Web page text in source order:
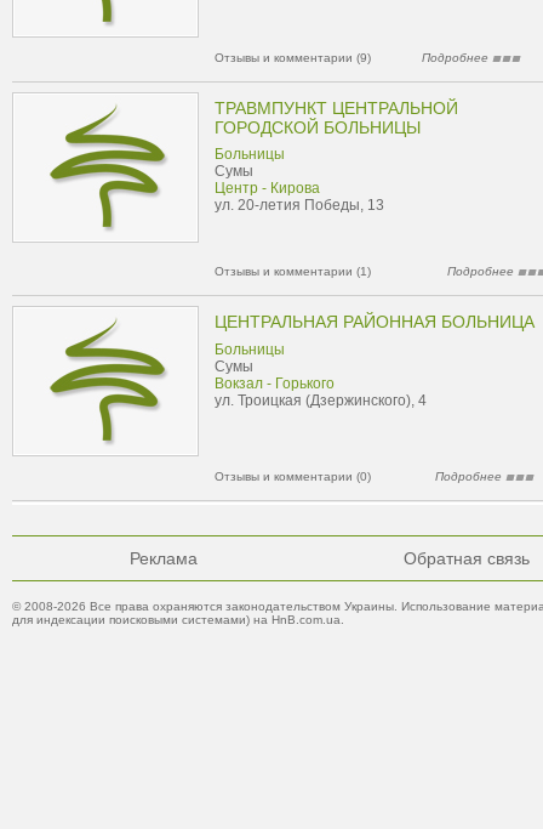
Отзывы и комментарии (9) Подробнее
ТРАВМПУНКТ ЦЕНТРАЛЬНОЙ
ГОРОДСКОЙ БОЛЬНИЦЫ
Больницы
Сумы
Центр - Кирова
ул. 20-летия Победы, 13
Отзывы и комментарии (1) Подробнее
ЦЕНТРАЛЬНАЯ РАЙОННАЯ БОЛЬНИЦА
Больницы
Сумы
Вокзал - Горького
ул. Троицкая (Дзержинского), 4
Отзывы и комментарии (0) Подробнее
Реклама Обратная связь
© 2008-2026 Все права охраняются законодательством Украины. Использование
для индексации поисковыми системами) на HnB.com.ua.